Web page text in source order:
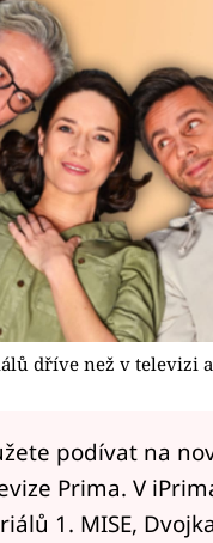
dříve než v televizi
podívat na
Prima. V
1. MISE,